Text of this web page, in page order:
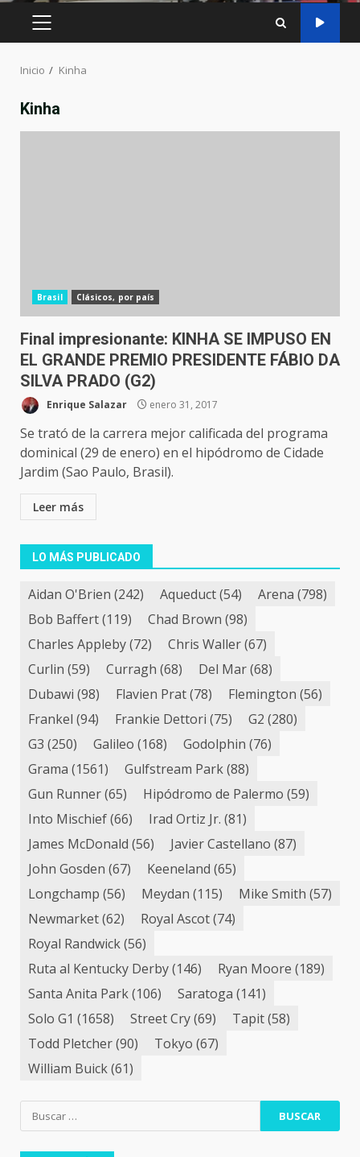
MENÚ
Inicio Kinha
Kinha
Brasil Clásicos, por país
Final impresionante: KINHA SE IMPUSO EN
EL GRANDE PREMIO PRESIDENTE FÁBIO DA
SILVA PRADO (G2)
Enrique Salazar enero 31, 2017
Se trató de la carrera mejor calificada del programa
dominical (29 de enero) en el hipódromo de Cidade
Jardim (Sao Paulo, Brasil).
Leer más
LO MÁS PUBLICADO
Aidan O'Brien (242) Aqueduct(54) Arena (798)
Bob Baffert(119) Chad Brown (98)
Charles Appleby(72) Chris Waller(67)
Curlin (59) Curragh (68) Del Mar(68)
Dubawi (98) Flavien Prat(78) Flemington (56)
Frankel (94) Frankie Dettori (75) G2 (280)
G3 (250) Galileo (168) Godolphin (76)
Grama (1561) Gulfstream Park(88)
Gun Runner(65) Hipódromo de Palermo (59)
Into Mischief(66) Irad Ortiz Jr. (81)
James McDonald (56) Javier Castellano (87)
John Gosden (67) Keeneland (65)
Longchamp (56) Meydan (115) Mike Smith (57)
Newmarket(62) Royal Ascot(74)
Royal Randwick(56)
Ruta al Kentucky Derby(146) Ryan Moore (189)
Santa Anita Park(106) Saratoga (141)
Solo G1 (1658) Street Cry(69) Tapit(58)
Todd Pletcher(90) Tokyo (67)
William Buick(61)
Buscar: